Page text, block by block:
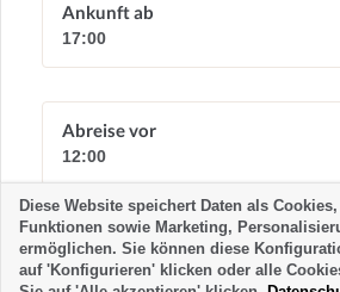
Ankunft ab
17:00
Abreise vor
12:00
Zeit nach lokaler Uhrzeit der
Diese Website speichert Daten als
Funktionen sowie Marketing,
ermöglichen. Sie können diese
auf 'Konfigurieren' klicken oder alle